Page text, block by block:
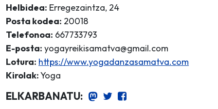
Helbidea: Erregezaintza, 24
Posta kodea: 20018
Telefonoa: 667733793
E-posta: yogayreikisamatva@gmail.com
Lotura: https://www.yogadanzasamatva.com
Kirolak:Yoga
ELKARBANATU: